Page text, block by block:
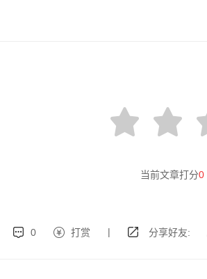
当前文章打分0
0 打赏 | 分享好友: